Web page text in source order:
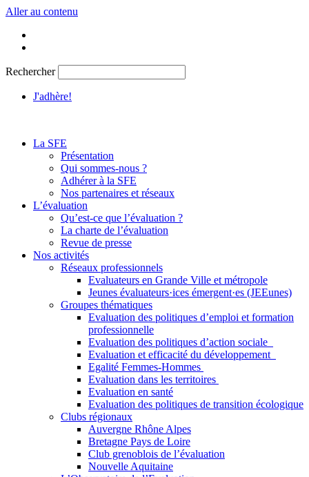
Aller au contenu
Rechercher
J'adhère!
La SFE
Présentation
Qui sommes-nous ?
Adhérer à la SFE
Nos partenaires et réseaux
L’évaluation
Qu’est-ce que l’évaluation ?
La charte de l’évaluation
Revue de presse
Nos activités
Réseaux professionnels
Evaluateurs en Grande Ville et métropole
Jeunes évaluateurs·ices émergent·es (JEEunes)
Groupes thématiques
Evaluation des politiques d’emploi et formation
professionnelle
Evaluation des politiques d’action sociale
Evaluation et efficacité du développement
Egalité Femmes-Hommes
Evaluation dans les territoires
Evaluation en santé
Evaluation des politiques de transition écologique
Clubs régionaux
Auvergne Rhône Alpes
Bretagne Pays de Loire
Club grenoblois de l’évaluation
Nouvelle Aquitaine